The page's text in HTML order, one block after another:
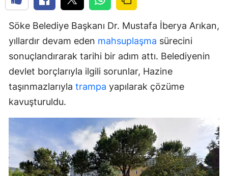
Söke Belediye Başkanı Dr. Mustafa İberya Arıkan,
yıllardır devam eden mahsuplaşma sürecini
sonuçlandırarak tarihi bir adım attı. Belediyenin
devlet borçlarıyla ilgili sorunlar, Hazine
taşınmazlarıyla trampa yapılarak çözüme
kavuşturuldu.